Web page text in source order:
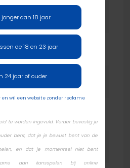
$
1.292,80
België
917,08
Nederland
666,60
474,70
Nederland
382,79
jonger dan 18 jaar
de 18 en 23 jaar
24 jaar of ouder
en wil een website zonder reclame
te worden ingevuld. Verder bevestig je
bent, dat je je bewust bent van de
en dat je momenteel niet bent
aan kansspelen bij online